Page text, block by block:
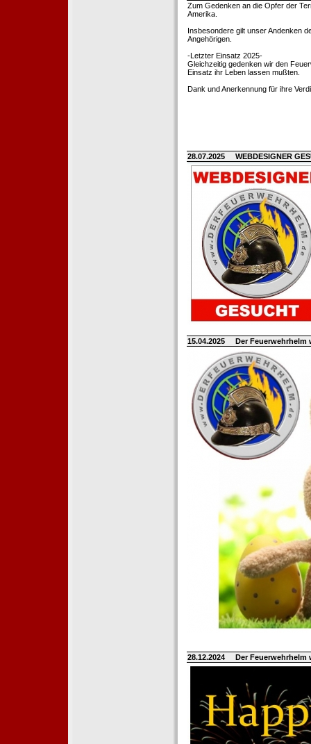
Zum Gedenken an die Opfer der
Amerika.
Insbesondere gilt unser Andenken
Angehörigen.
-Letzter Einsatz 2025-
Gleichzeitig gedenken wir den
Einsatz ihr Leben lassen mußten.
Dank und Anerkennung für ihre
28.07.2025 WEBDESIGNER
15.04.2025 Der
28.12.2024 Der